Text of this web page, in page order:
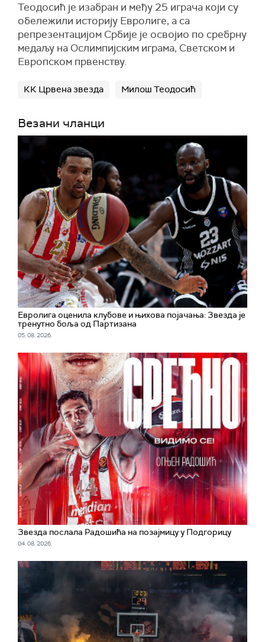
Теодосић је изабран и међу 25 играча који су
обележили историју Евролиге, а са
репрезентацијом Србије је освојио по сребрну
медаљу на Ослимпијским играма, Светском и
Европском првенству.
КК Црвена звезда Милош Теодосић
Везани чланци
Евролига оценила клубове и њихова појачања: Звезда је
тренутно боља од Партизана
05. 08. 2026.
Звезда послала Радошића на позајмицу у Подгорицу
04. 08. 2026.